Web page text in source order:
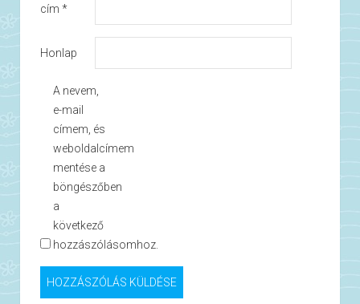
cím *
Honlap
A nevem,
e-mail
címem, és
weboldalcímem
mentése a
böngészőben
a
következő
hozzászólásomhoz.